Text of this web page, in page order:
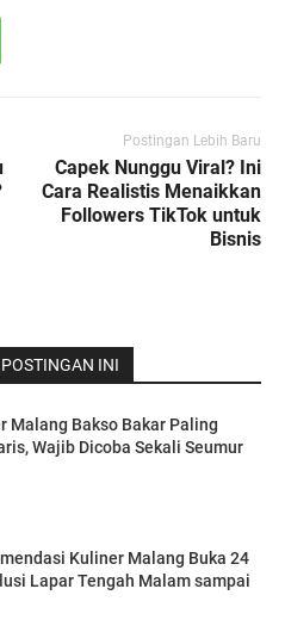
Postingan Lebih Baru
Capek Nunggu Viral? Ini
Cara Realistis Menaikkan
Followers TikTok untuk
Bisnis
INI
Malang Bakso Bakar Paling
Wajib Dicoba Sekali Seumur
Kuliner Malang Buka 24
Lapar Tengah Malam sampai